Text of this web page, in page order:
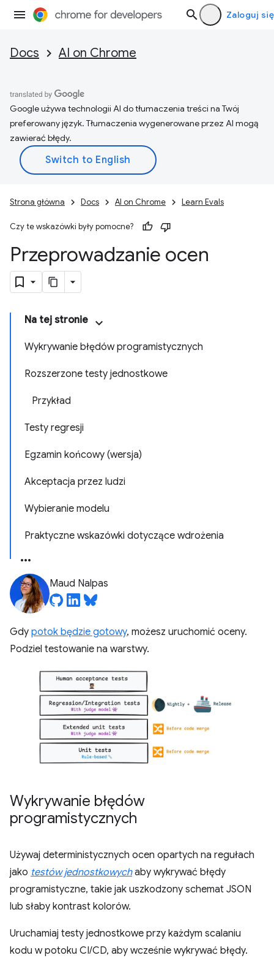
Zaloguj się
Docs AI on Chrome
Google używa technologii AI do tłumaczenia treści na Twój
preferowany język. Tłumaczenia wygenerowane przez AI mogą
zawierać błędy.
Strona główna Docs AI on Chrome Learn Evals
Czy te wskazówki były pomocne?
Przeprowadzanie ocen
Na tej stronie
Wykrywanie błędów programistycznych
Rozszerzone testy jednostkowe
Przykład
Testy regresji
Egzamin końcowy (wersja)
Akceptacja przez ludzi
Wybieranie modelu
Praktyczne wskazówki dotyczące wdrożenia
Maud Nalpas
Gdy potok będzie gotowy, możesz uruchomić oceny.
Podziel testowanie na warstwy.
Wykrywanie błędów
programistycznych
Używaj deterministycznych ocen opartych na regułach
jako testów jednostkowychaby wykrywać błędy
programistyczne, takie jak uszkodzony schemat JSON
lub słaby kontrast kolorów.
Uruchamiaj testy jednostkowe przy każdym scalaniu
kodu w potoku CI/CD, aby wcześnie wykrywać błędy.